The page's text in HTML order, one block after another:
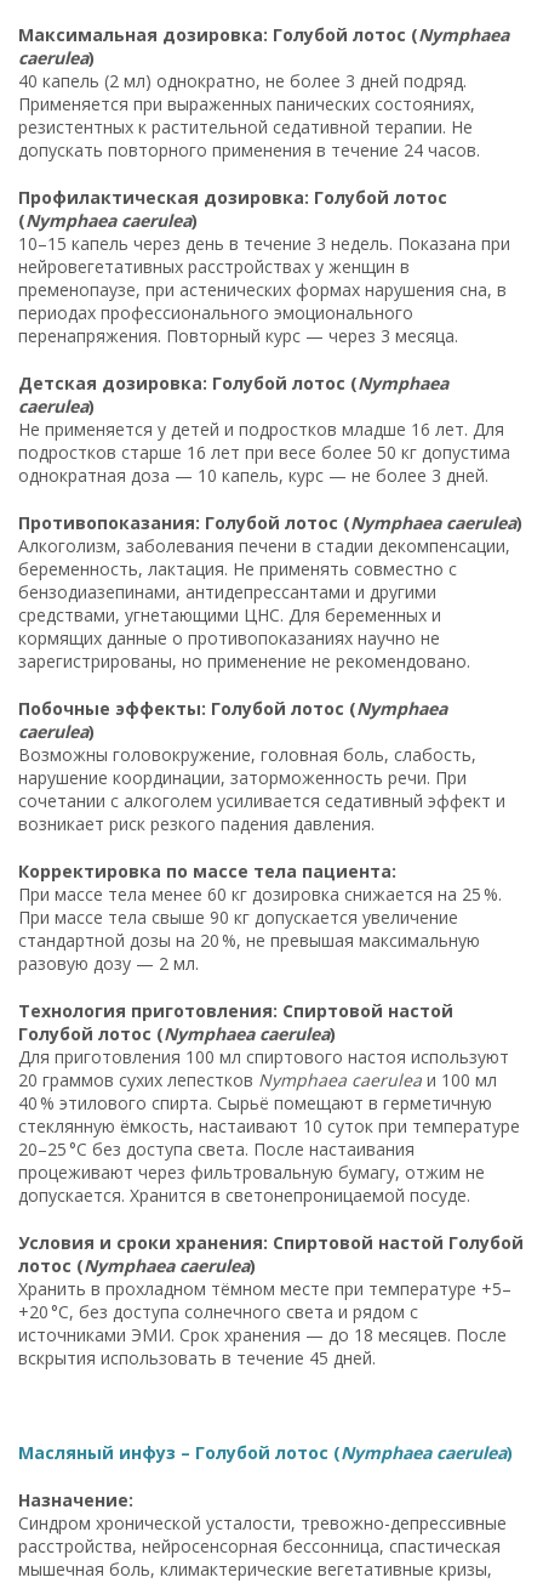
Максимальная дозировка: Голубой лотос (Nymphaea
caerulea)
40 капель (2 мл) однократно, не более 3 дней подряд.
Применяется при выраженных панических состояниях,
резистентных к растительной седативной терапии. Не
допускать повторного применения в течение 24 часов.
Профилактическая дозировка: Голубой лотос
(Nymphaea caerulea)
10–15 капель через день в течение 3 недель. Показана при
нейровегетативных расстройствах у женщин в
пременопаузе, при астенических формах нарушения сна, в
периодах профессионального эмоционального
перенапряжения. Повторный курс — через 3 месяца.
Детская дозировка: Голубой лотос (Nymphaea
caerulea)
Не применяется у детей и подростков младше 16 лет. Для
подростков старше 16 лет при весе более 50 кг допустима
однократная доза — 10 капель, курс — не более 3 дней.
Противопоказания: Голубой лотос (Nymphaea caerulea)
Алкоголизм, заболевания печени в стадии декомпенсации,
беременность, лактация. Не применять совместно с
бензодиазепинами, антидепрессантами и другими
средствами, угнетающими ЦНС. Для беременных и
кормящих данные о противопоказаниях научно не
зарегистрированы, но применение не рекомендовано.
Побочные эффекты: Голубой лотос (Nymphaea
caerulea)
Возможны головокружение, головная боль, слабость,
нарушение координации, заторможенность речи. При
сочетании с алкоголем усиливается седативный эффект и
возникает риск резкого падения давления.
Корректировка по массе тела пациента:
При массе тела менее 60 кг дозировка снижается на 25 %.
При массе тела свыше 90 кг допускается увеличение
стандартной дозы на 20 %, не превышая максимальную
разовую дозу — 2 мл.
Технология приготовления: Спиртовой настой
Голубой лотос (Nymphaea caerulea)
Для приготовления 100 мл спиртового настоя используют
20 граммов сухих лепестков Nymphaea caerulea и 100 мл
40 % этилового спирта. Сырьё помещают в герметичную
стеклянную ёмкость, настаивают 10 суток при температуре
20–25 °C без доступа света. После настаивания
процеживают через фильтровальную бумагу, отжим не
допускается. Хранится в светонепроницаемой посуде.
Условия и сроки хранения: Спиртовой настой Голубой
лотос (Nymphaea caerulea)
Хранить в прохладном тёмном месте при температуре +5–
+20 °C, без доступа солнечного света и рядом с
источниками ЭМИ. Срок хранения — до 18 месяцев. После
вскрытия использовать в течение 45 дней.
Масляный инфуз – Голубой лотос (Nymphaea caerulea)
Назначение:
Синдром хронической усталости, тревожно-депрессивные
расстройства, нейросенсорная бессонница, спастическая
мышечная боль, климактерические вегетативные кризы,